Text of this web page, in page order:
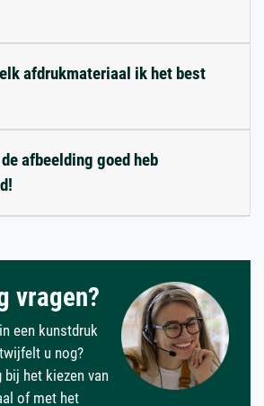
afdrukmateriaal ik het best
afbeelding goed heb
vragen?
een kunstdruk
u nog?
bij het kiezen van
of met het